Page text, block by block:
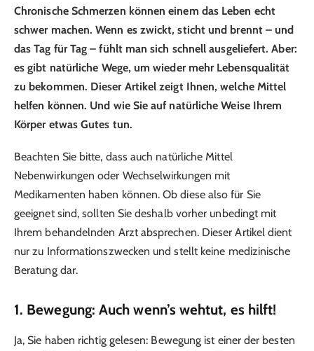
Chronische Schmerzen können einem das Leben echt
schwer machen. Wenn es zwickt, sticht und brennt – und
das Tag für Tag – fühlt man sich schnell ausgeliefert. Aber:
es gibt natürliche Wege, um wieder mehr Lebensqualität
zu bekommen. Dieser Artikel zeigt Ihnen, welche Mittel
helfen können. Und wie Sie auf natürliche Weise Ihrem
Körper etwas Gutes tun.
Beachten Sie bitte, dass auch natürliche Mittel
Nebenwirkungen oder Wechselwirkungen mit
Medikamenten haben können. Ob diese also für Sie
geeignet sind, sollten Sie deshalb vorher unbedingt mit
Ihrem behandelnden Arzt absprechen. Dieser Artikel dient
nur zu Informationszwecken und stellt keine medizinische
Beratung dar.
1. Bewegung: Auch wenn’s wehtut, es hilft!
Ja, Sie haben richtig gelesen: Bewegung ist einer der besten